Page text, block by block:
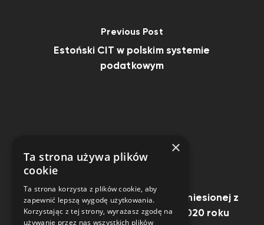
Previous Post
Estoński CIT w polskim systemie
podatkowym
Odliczenie straty podatkowej poniesionej z
powodu epidemii COVID-19 w 2020 roku
×
Ta strona używa plików
cookie
Ta strona korzysta z plików cookie, aby
zapewnić lepszą wygodę użytkowania.
Korzystając z tej strony, wyrażasz zgodę na
używanie przez nas wszystkich plików